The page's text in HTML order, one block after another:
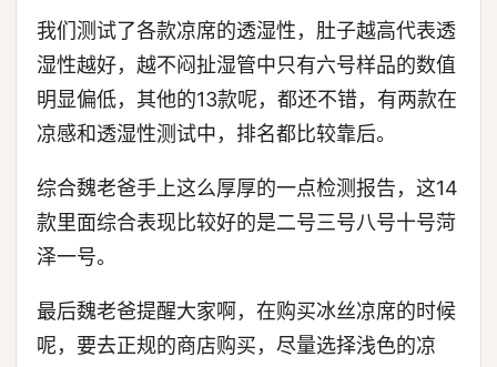
我们测试了各款凉席的透湿性，肚子越高代表透
湿性越好，越不闷扯湿管中只有六号样品的数值
明显偏低，其他的13款呢，都还不错，有两款在
凉感和透湿性测试中，排名都比较靠后。
综合魏老爸手上这么厚厚的一点检测报告，这14
款里面综合表现比较好的是二号三号八号十号菏
泽一号。
最后魏老爸提醒大家啊，在购买冰丝凉席的时候
呢，要去正规的商店购买，尽量选择浅色的凉